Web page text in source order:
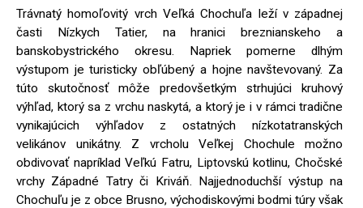
Trávnatý homoľovitý vrch Veľká Chochuľa leží v západnej
časti Nízkych Tatier, na hranici breznianskeho a
banskobystrického okresu. Napriek pomerne dlhým
výstupom je turisticky obľúbený a hojne navštevovaný. Za
túto skutočnosť môže predovšetkým strhujúci kruhový
výhľad, ktorý sa z vrchu naskytá, a ktorý je i v rámci tradične
vynikajúcich výhľadov z ostatných nízkotatranských
velikánov unikátny. Z vrcholu Veľkej Chochule možno
obdivovať napríklad Veľkú Fatru, Liptovskú kotlinu, Chočské
vrchy Západné Tatry či Kriváň. Najjednoduchší výstup na
Chochuľu je z obce Brusno, východiskovými bodmi túry však